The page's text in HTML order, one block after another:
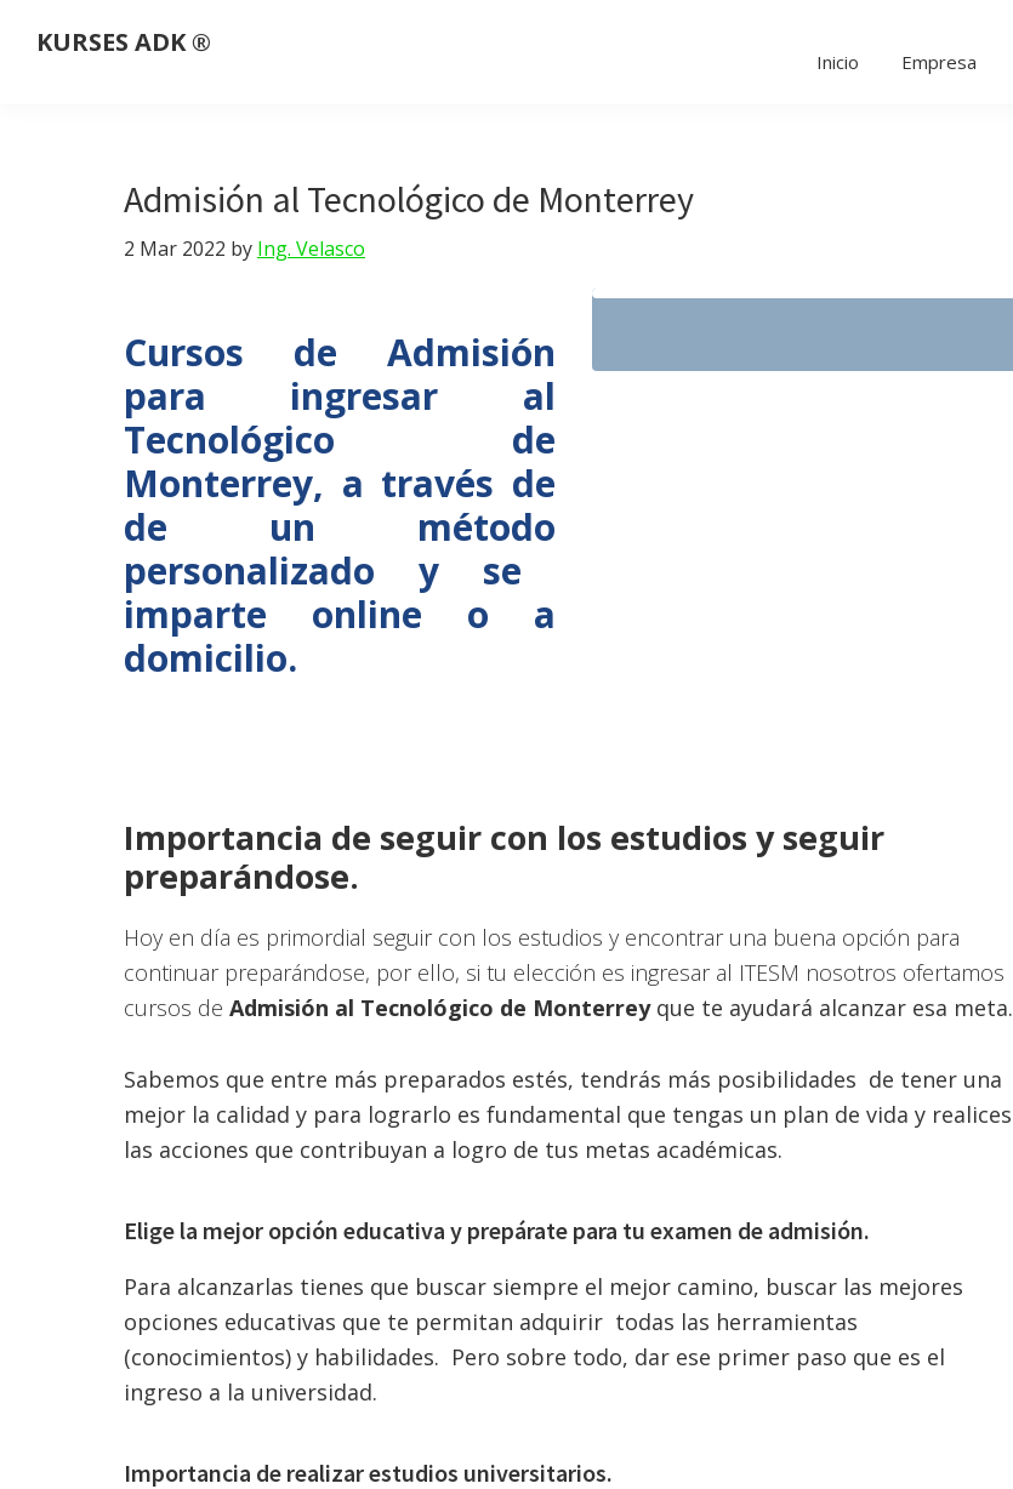
KURSES ADK ®
personalizados,
domicilio
Inicio Empresa
Admisión al Tecnológico de Monterrey
2 Mar 2022 by Ing. Velasco
Cursos de Admisión
para ingresar al
Tecnológico de
Monterrey, a través de
de un método
personalizado y se
imparte online o a
domicilio.
Importancia de seguir con los estudios y seguir
preparándose.
Hoy en día es primordial seguir con los estudios y encontrar una buena opción para
continuar preparándose, por ello, si tu elección es ingresar al ITESM nosotros ofertamos
cursos de Admisión al Tecnológico de Monterrey que te ayudará alcanzar esa meta.
Sabemos que entre más preparados estés, tendrás más posibilidades de tener una
mejor la calidad y para lograrlo es fundamental que tengas un plan de vida y realices
las acciones que contribuyan a logro de tus metas académicas.
Elige la mejor opción educativa y prepárate para tu examen de admisión.
Para alcanzarlas tienes que buscar siempre el mejor camino, buscar las mejores
opciones educativas que te permitan adquirir todas las herramientas
(conocimientos) y habilidades. Pero sobre todo, dar ese primer paso que es el
ingreso a la universidad.
Importancia de realizar estudios universitarios.